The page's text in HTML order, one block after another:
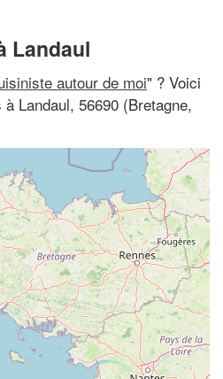
Landaul
autour de moi" ? Voici
Landaul, 56690 (Bretagne,